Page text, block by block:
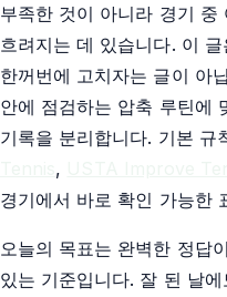
부족한 것이 아니라 경기 중
흐려지는 데 있습니다. 이
한꺼번에 고치자는 글이 아
안에 점검하는 압축 루틴에
기록을 분리합니다. 기본 규
,
경기에서 바로 확인 가능한
오늘의 목표는 완벽한 정답
있는 기준입니다. 잘 된 날